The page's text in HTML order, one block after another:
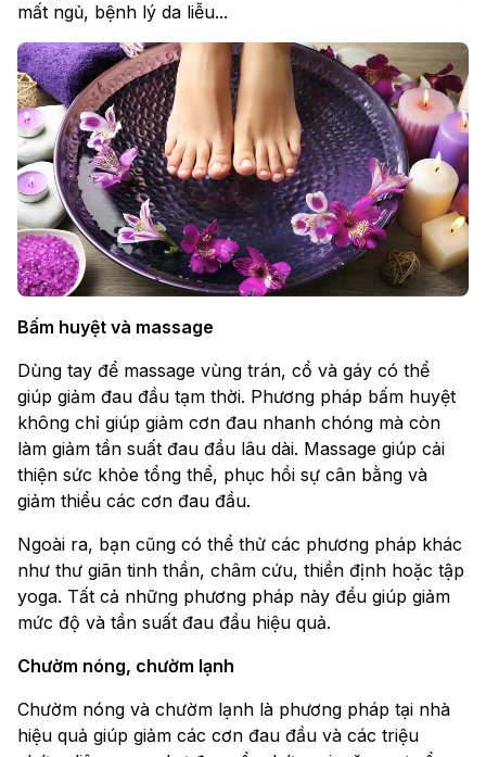
mất ngủ, bệnh lý da liễu...
Bấm huyệt và massage
Dùng tay để massage vùng trán, cổ và gáy có thể
giúp giảm đau đầu tạm thời. Phương pháp bấm huyệt
không chỉ giúp giảm cơn đau nhanh chóng mà còn
làm giảm tần suất đau đầu lâu dài. Massage giúp cải
thiện sức khỏe tổng thể, phục hồi sự cân bằng và
giảm thiểu các cơn đau đầu.
Ngoài ra, bạn cũng có thể thử các phương pháp khác
như thư giãn tinh thần, châm cứu, thiền định hoặc tập
yoga. Tất cả những phương pháp này đều giúp giảm
mức độ và tần suất đau đầu hiệu quả.
Chườm nóng, chườm lạnh
Chườm nóng và chườm lạnh là phương pháp tại nhà
hiệu quả giúp giảm các cơn đau đầu và các triệu